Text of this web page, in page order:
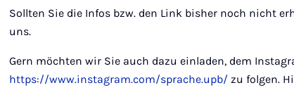
Sollten Sie die Infos bzw. den Link bisher noch nicht
uns.
Gern möchten wir Sie auch dazu einladen, dem
https://www.instagram.com/sprache.upb/ zu folgen.